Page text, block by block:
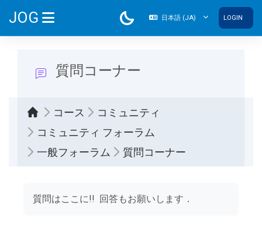
JOG 日本語 ‎(JA)‎ LOGIN
質問コーナー
コース
コミュニティ
コミュニティ フォーラム
一般フォーラム
質問コーナー
質問はここに!! 回答もお願いします．